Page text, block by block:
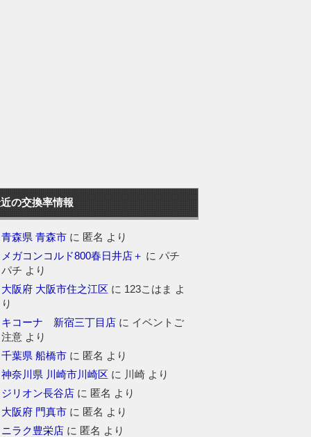
の交換率情報
青森県 青森市 に 匿名 より
メガコンコルド800春日井店＋ にパチ
パチ より
大阪府 大阪市住之江区 に 123こはま よ
り
キコーナ 新宿三丁目店 に イベントご
注意 より
千葉県 船橋市 に 匿名 より
神奈川県 川崎市川崎区 に 川崎 より
ジリオン長谷店 に 匿名 より
大阪府 門真市 に 匿名 より
ニラク豊栄店 に 匿名 より